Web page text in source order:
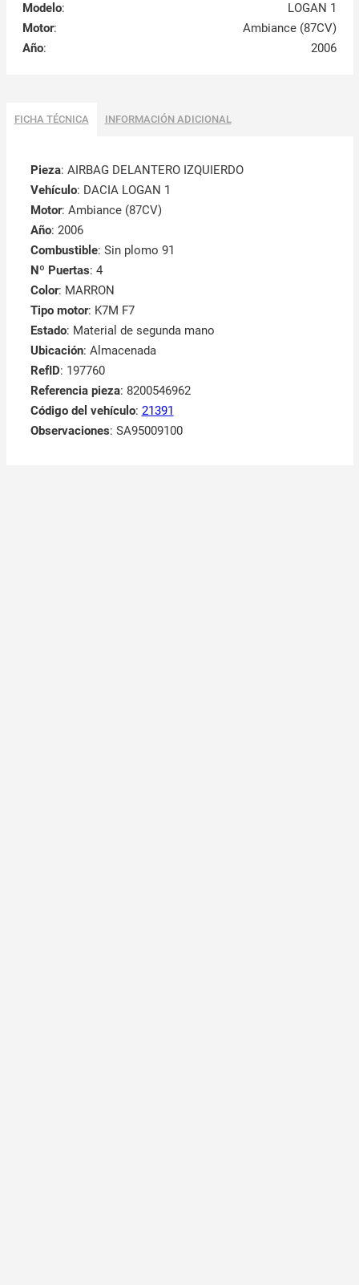
Modelo:
LOGAN 1
Motor:
Ambiance (87CV)
Año: 2006
FICHA TÉCNICA INFORMACIÓN ADICIONAL
Pieza: AIRBAG DELANTERO IZQUIERDO
Vehículo: DACIA LOGAN 1
Motor: Ambiance (87CV)
Año: 2006
Combustible: Sin plomo 91
Nº Puertas: 4
Color: MARRON
Tipo motor: K7M F7
Estado: Material de segunda mano
Ubicación: Almacenada
RefID: 197760
Referencia pieza: 8200546962
Código del vehículo: 21391
Observaciones: SA95009100